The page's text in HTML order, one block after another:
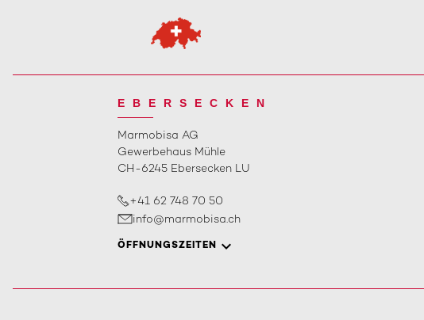
EBERSECKEN
Marmobisa AG
Gewerbehaus Mühle
CH-6245 Ebersecken LU
+41 62 748 70 50
info@marmobisa.ch
ÖFFNUNGSZEITEN